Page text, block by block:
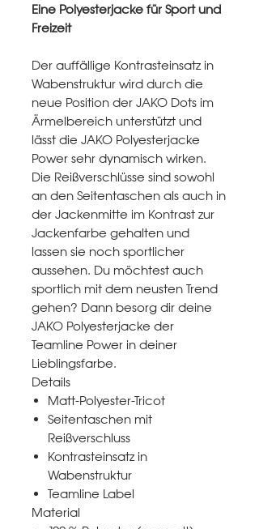
Eine Polyesterjacke für Sport und
Freizeit
Der auffällige Kontrasteinsatz in
Wabenstruktur wird durch die
neue Position der JAKO Dots im
Ärmelbereich unterstützt und
lässt die JAKO Polyesterjacke
Power sehr dynamisch wirken.
Die Reißverschlüsse sind sowohl
an den Seitentaschen als auch in
der Jackenmitte im Kontrast zur
Jackenfarbe gehalten und
lassen sie noch sportlicher
aussehen. Du möchtest auch
sportlich mit dem neusten Trend
gehen? Dann besorg dir deine
JAKO Polyesterjacke der
Teamline Power in deiner
Lieblingsfarbe.
Details
Matt-Polyester-Tricot
Seitentaschen mit
Reißverschluss
Kontrasteinsatz in
Wabenstruktur
Teamline Label
Material